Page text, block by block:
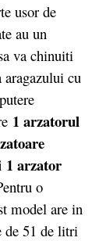
usor de
au un
va chinuiti
cu
1 arzatorul
1 arzator
o
model are in
de 51 de litri